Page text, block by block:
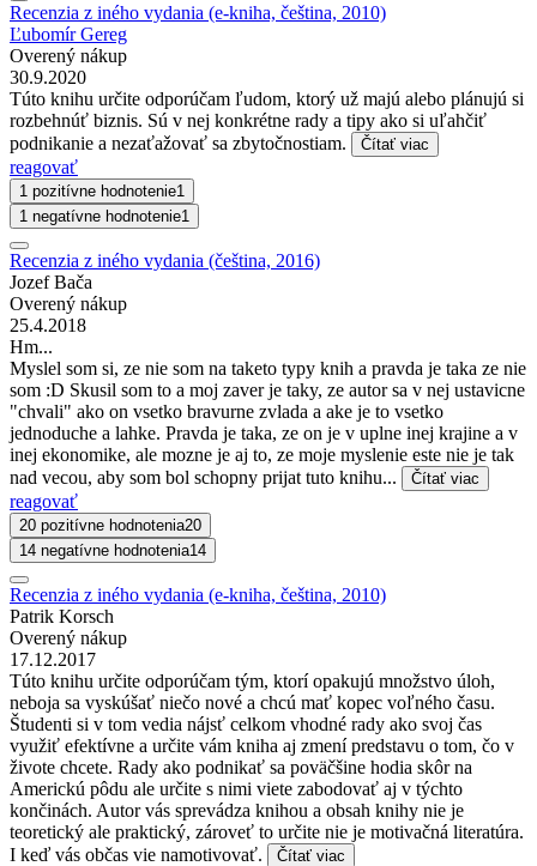
Recenzia z iného vydania (e-kniha, čeština, 2010)
Ľubomír Gereg
Overený nákup
30.9.2020
Túto knihu určite odporúčam ľudom, ktorý už majú alebo plánujú si
rozbehnúť biznis. Sú v nej konkrétne rady a tipy ako si uľahčiť
podnikanie a nezaťažovať sa zbytočnostiam.
Čítať viac
reagovať
1 pozitívne hodnotenie1
1 negatívne hodnotenie1
Recenzia z iného vydania (čeština, 2016)
Jozef Bača
Overený nákup
25.4.2018
Hm...
Myslel som si, ze nie som na taketo typy knih a pravda je taka ze nie
som :D Skusil som to a moj zaver je taky, ze autor sa v nej ustavicne
"chvali" ako on vsetko bravurne zvlada a ake je to vsetko
jednoduche a lahke. Pravda je taka, ze on je v uplne inej krajine a v
inej ekonomike, ale mozne je aj to, ze moje myslenie este nie je tak
nad vecou, aby som bol schopny prijat tuto knihu...
Čítať viac
reagovať
20 pozitívne hodnotenia20
14 negatívne hodnotenia14
Recenzia z iného vydania (e-kniha, čeština, 2010)
Patrik Korsch
Overený nákup
17.12.2017
Túto knihu určite odporúčam tým, ktorí opakujú množstvo úloh,
neboja sa vyskúšať niečo nové a chcú mať kopec voľného času.
Študenti si v tom vedia nájsť celkom vhodné rady ako svoj čas
využiť efektívne a určite vám kniha aj zmení predstavu o tom, čo v
živote chcete. Rady ako podnikať sa poväčšine hodia skôr na
Americkú pôdu ale určite s nimi viete zabodovať aj v týchto
končinách. Autor vás sprevádza knihou a obsah knihy nie je
teoretický ale praktický, zároveť to určite nie je motivačná literatúra.
I keď vás občas vie namotivovať.
Čítať viac